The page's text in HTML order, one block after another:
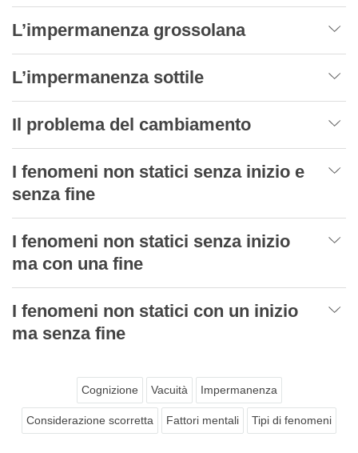
L’impermanenza grossolana
L’impermanenza sottile
Il problema del cambiamento
I fenomeni non statici senza inizio e
senza fine
I fenomeni non statici senza inizio
ma con una fine
I fenomeni non statici con un inizio
ma senza fine
Cognizione Vacuità Impermanenza
Considerazione scorretta Fattori mentali Tipi di fenomeni